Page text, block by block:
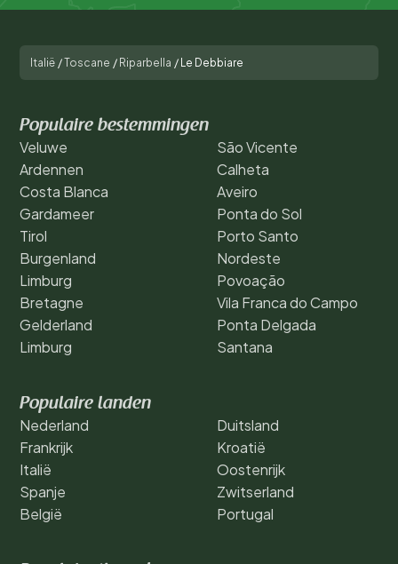
Italië /Toscane / Riparbella / Le Debbiare
Populaire bestemmingen
Veluwe
Ardennen
Costa Blanca
Gardameer
Tirol
Burgenland
Limburg
Bretagne
Gelderland
Limburg
São Vicente
Calheta
Aveiro
Ponta do Sol
Porto Santo
Nordeste
Povoação
Vila Franca do Campo
Ponta Delgada
Santana
Populaire landen
Nederland
Frankrijk
Italië
Spanje
België
Duitsland
Kroatië
Oostenrijk
Zwitserland
Portugal